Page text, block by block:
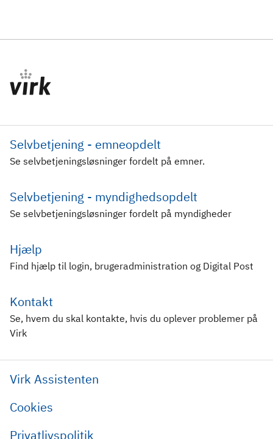
Selvbetjening - emneopdelt
Se selvbetjeningsløsninger fordelt på emner.
Selvbetjening - myndighedsopdelt
Se selvbetjeningsløsninger fordelt på myndigheder
Hjælp
Find hjælp til login, brugeradministration og Digital Post
Kontakt
Se, hvem du skal kontakte, hvis du oplever problemer på
Virk
Virk Assistenten
Cookies
Privatlivspolitik